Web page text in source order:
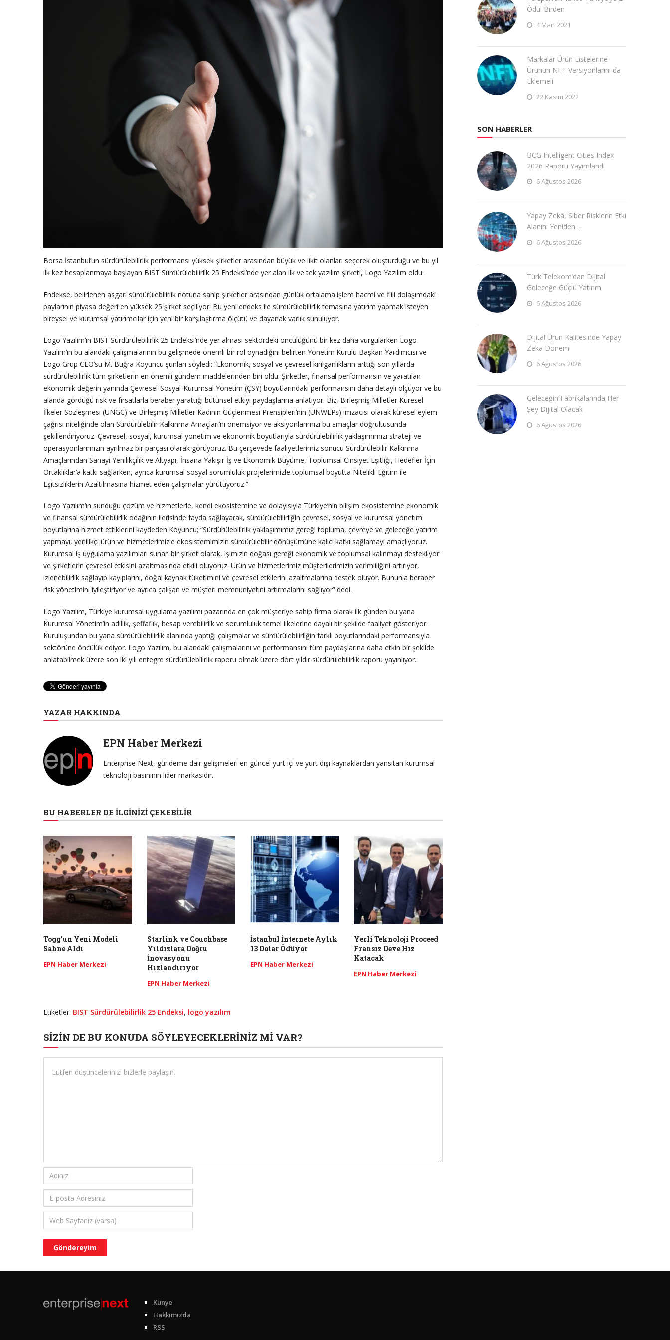
Borsa İstanbul’un sürdürülebilirlik performansı yüksek şirketler arasından büyük ve likit olanları seçerek oluşturduğu ve bu yıl
ilk kez hesaplanmaya başlayan BIST Sürdürülebilirlik 25 Endeksi’nde yer alan ilk ve tek yazılım şirketi, Logo Yazılım oldu.
Endekse, belirlenen asgari sürdürülebilirlik notuna sahip şirketler arasından günlük ortalama işlem hacmi ve fiili dolaşımdaki
paylarının piyasa değeri en yüksek 25 şirket seçiliyor. Bu yeni endeks ile sürdürülebilirlik temasına yatırım yapmak isteyen
bireysel ve kurumsal yatırımcılar için yeni bir karşılaştırma ölçütü ve dayanak varlık sunuluyor.
Logo Yazılım’ın BIST Sürdürülebilirlik 25 Endeksi’nde yer alması sektördeki öncülüğünü bir kez daha vurgularken Logo
Yazılım’ın bu alandaki çalışmalarının bu gelişmede önemli bir rol oynadığını belirten Yönetim Kurulu Başkan Yardımcısı ve
Logo Grup CEO’su M. Buğra Koyuncu şunları söyledi: “Ekonomik, sosyal ve çevresel kırılganlıkların arttığı son yıllarda
sürdürülebilirlik tüm şirketlerin en önemli gündem maddelerinden biri oldu. Şirketler, finansal performansın ve yaratılan
ekonomik değerin yanında Çevresel-Sosyal-Kurumsal Yönetim (ÇSY) boyutlarındaki performansını daha detaylı ölçüyor ve bu
alanda gördüğü risk ve fırsatlarla beraber yarattığı bütünsel etkiyi paydaşlarına anlatıyor. Biz, Birleşmiş Milletler Küresel
İlkeler Sözleşmesi (UNGC) ve Birleşmiş Milletler Kadının Güçlenmesi Prensipleri’nin (UNWEPs) imzacısı olarak küresel eylem
çağrısı niteliğinde olan Sürdürülebilir Kalkınma Amaçları’nı önemsiyor ve aksiyonlarımızı bu amaçlar doğrultusunda
şekillendiriyoruz. Çevresel, sosyal, kurumsal yönetim ve ekonomik boyutlarıyla sürdürülebilirlik yaklaşımımızı strateji ve
operasyonlarımızın ayrılmaz bir parçası olarak görüyoruz. Bu çerçevede faaliyetlerimiz sonucu Sürdürülebilir Kalkınma
Amaçlarından Sanayi Yenilikçilik ve Altyapı, İnsana Yakışır İş ve Ekonomik Büyüme, Toplumsal Cinsiyet Eşitliği, Hedefler İçin
Ortaklıklar’a katkı sağlarken, ayrıca kurumsal sosyal sorumluluk projelerimizle toplumsal boyutta Nitelikli Eğitim ile
Eşitsizliklerin Azaltılmasına hizmet eden çalışmalar yürütüyoruz.”
Logo Yazılım’ın sunduğu çözüm ve hizmetlerle, kendi ekosistemine ve dolayısıyla Türkiye’nin bilişim ekosistemine ekonomik
ve finansal sürdürülebilirlik odağının ilerisinde fayda sağlayarak, sürdürülebilirliğin çevresel, sosyal ve kurumsal yönetim
boyutlarına hizmet ettiklerini kaydeden Koyuncu; “Sürdürülebilirlik yaklaşımımız gereği topluma, çevreye ve geleceğe yatırım
yapmayı, yenilikçi ürün ve hizmetlerimizle ekosistemimizin sürdürülebilir dönüşümüne kalıcı katkı sağlamayı amaçlıyoruz.
Kurumsal iş uygulama yazılımları sunan bir şirket olarak, işimizin doğası gereği ekonomik ve toplumsal kalınmayı destekliyor
ve şirketlerin çevresel etkisini azaltmasında etkili oluyoruz. Ürün ve hizmetlerimiz müşterilerimizin verimliliğini artırıyor,
izlenebilirlik sağlayıp kayıplarını, doğal kaynak tüketimini ve çevresel etkilerini azaltmalarına destek oluyor. Bununla beraber
risk yönetimini iyileştiriyor ve ayrıca çalışan ve müşteri memnuniyetini artırmalarını sağlıyor” dedi.
Logo Yazılım, Türkiye kurumsal uygulama yazılımı pazarında en çok müşteriye sahip firma olarak ilk günden bu yana
Kurumsal Yönetim’in adillik, şeffaflık, hesap verebilirlik ve sorumluluk temel ilkelerine dayalı bir şekilde faaliyet gösteriyor.
Kuruluşundan bu yana sürdürülebilirlik alanında yaptığı çalışmalar ve sürdürülebilirliğin farklı boyutlarındaki performansıyla
sektörüne öncülük ediyor. Logo Yazılım, bu alandaki çalışmalarını ve performansını tüm paydaşlarına daha etkin bir şekilde
anlatabilmek üzere son iki yılı entegre sürdürülebilirlik raporu olmak üzere dört yıldır sürdürülebilirlik raporu yayınlıyor.
YAZAR HAKKINDA
EPN Haber Merkezi
Enterprise Next, gündeme dair gelişmeleri en güncel yurt içi ve yurt dışı kaynaklardan yansıtan kurumsal
teknoloji basınının lider markasıdır.
BU HABERLER DE İLGINIZI ÇEKEBILIR
Togg’un Yeni Modeli
Sahne Aldı
EPN Haber Merkezi
Starlink ve Couchbase
Yıldızlara Doğru
İnovasyonu
Hızlandırıyor
EPN Haber Merkezi
İstanbul İnternete Aylık
13 Dolar Ödüyor
EPN Haber Merkezi
Yerli Teknoloji Proceed
Fransız Deve Hız
Katacak
EPN Haber Merkezi
Etiketler: BIST Sürdürülebilirlik 25 Endeksi, logo yazılım
SIZIN DE BU KONUDA SÖYLEYECEKLERINIZ MI VAR?
Ödül Birden
4 Mart 2021
Markalar Ürün Listelerine
Ürünün NFT Versiyonlarını da
Eklemeli
22 Kasım 2022
SON HABERLER
BCG Intelligent Cities Index
2026 Raporu Yayımlandı
6 Ağustos 2026
Yapay Zekâ, Siber Risklerin Etki
Alanını Yeniden …
6 Ağustos 2026
Türk Telekom’dan Dijital
Geleceğe Güçlü Yatırım
6 Ağustos 2026
Dijital Ürün Kalitesinde Yapay
Zeka Dönemi
6 Ağustos 2026
Geleceğin Fabrikalarında Her
Şey Dijital Olacak
6 Ağustos 2026
Künye
Hakkımızda
RSS